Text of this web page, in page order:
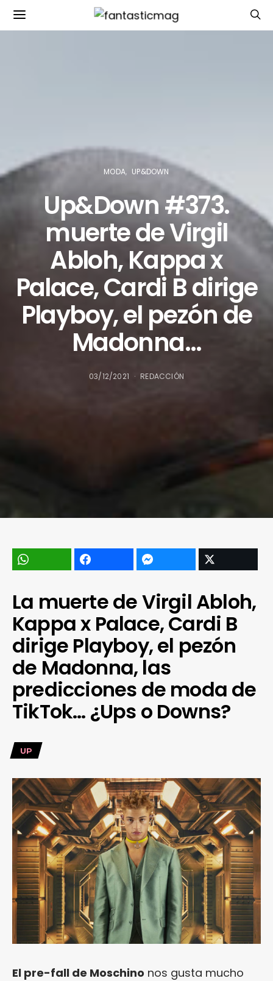
MODA UP&DOWN
Up&Down #373.
muerte de Virgil
Abloh, Kappa x
Palace, Cardi B dirige
Playboy, el pezón de
Madonna…
03/12/2021 REDACCIÓN
La muerte de Virgil Abloh,
Kappa x Palace, Cardi B
dirige Playboy, el pezón
de Madonna, las
predicciones de moda de
TikTok… ¿Ups o Downs?
UP
El pre-fall de Moschino nos gusta mucho